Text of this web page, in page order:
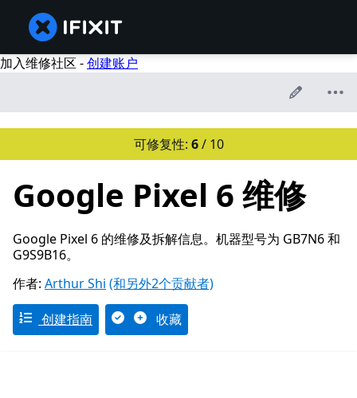
加入维修社区 -创建账户
可修复性: 6/ 10
Google Pixel 6 维修
Google Pixel 6 的维修及拆解信息。机器型号为 GB7N6 和
G9S9B16。
作者: Arthur Shi (和另外2个贡献者)
创建指南 收藏